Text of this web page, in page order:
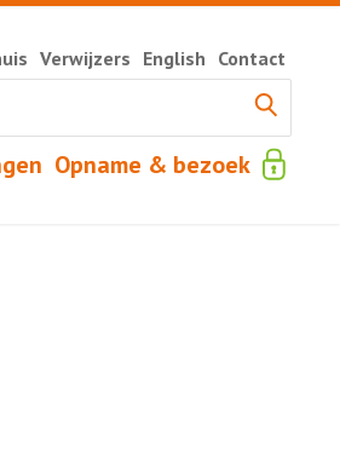
Opname & bezoek
Verwijzers English Contact